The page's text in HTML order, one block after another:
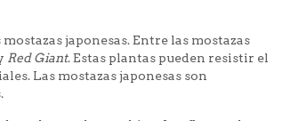
japonesas. Entre las mostazas
Red Giant. Estas plantas pueden resistir el
Las mostazas japonesas son